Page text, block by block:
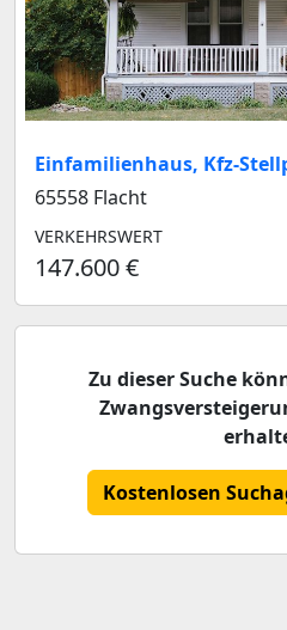
Einfamilienhaus, Kfz-
65558 Flacht
VERKEHRSWERT
147.600 €
Zu dieser Suche
Kostenlosen